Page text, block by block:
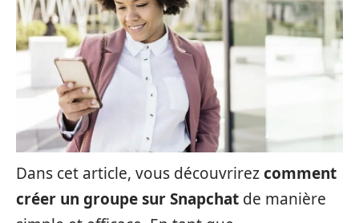
Dans cet article, vous découvrirezcomment
créer un groupe sur Snapchat de manière